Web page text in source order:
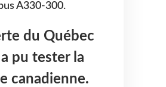
A330-300.
du Québec
pu tester la
canadienne.